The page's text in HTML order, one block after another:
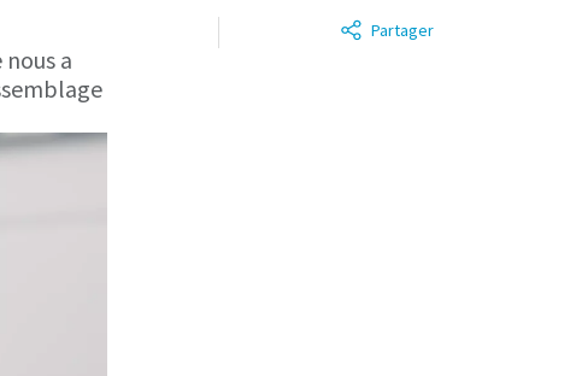
a
Partager